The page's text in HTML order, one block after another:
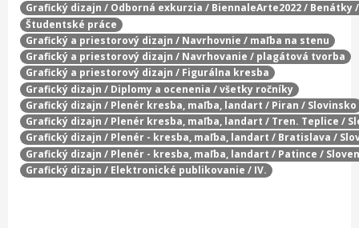
Grafický dizajn / Odborná exkurzia / BiennaleArte2022 / Benátky
Študentské práce
Grafický a priestorový dizajn / Navrhovnie / maľba na stenu
Grafický a priestorový dizajn / Navrhovanie / plagátová tvorba
Grafický a priestorový dizajn / Figurálna kresba
Grafický dizajn / Diplomy a ocenenia / všetky ročníky
Grafický dizajn / Plenér kresba, maľba, landart / Piran / Slovinsko
Grafický dizajn / Plenér kresba, maľba, landart / Tren. Teplice /
Grafický dizajn / Plenér - kresba, maľba, landart / Bratislava /
Grafický dizajn / Plenér - kresba, maľba, landart / Patince /
Grafický dizajn / Elektronické publikovanie / IV.